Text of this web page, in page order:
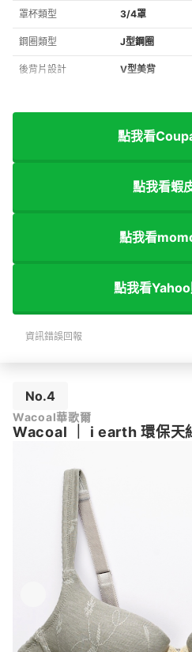
罩杯類型 3/4罩
鋼圈類型 J型鋼圈
後背片設計 V型美背
點我看
點我看蝦
點我看
點我看
資訊錯誤回報
No.4
Wacoal華歌爾
Wacoal i earth 環保天